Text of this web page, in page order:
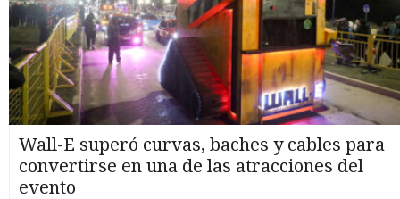
Wall-E superó curvas, baches y cables para
convertirse en una de las atracciones del
evento